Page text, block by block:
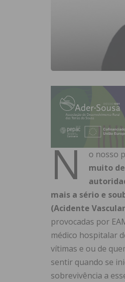
N o nosso
muito
mais a sério e
(Acidente
provocadas por
médico hospitalar
vítimas e ou de
sentir quando se
sobrevivência a